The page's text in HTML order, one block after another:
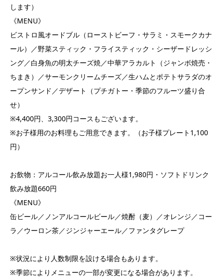
します）
《MENU》
ビストロ風オードブル（ローストビーフ・サラミ・スモークカナ
ール）／野菜スティック・フライスティック・シーザードレッシ
ング／白身魚の明太チーズ焼／中華アラカルト（ジャンボ焼売・
ちまき）／サーモンクリームチーズ／生ハムとポテトサラダのオ
ープンサンド／デザート（プチガトー・季節のフルーツ盛り合
せ）
※4,400円、3,300円コースもございます。
※お子様用のお料理もご用意できます。（お子様プレート1,100
円）
お飲物：アルコール飲み放題お一人様1,980円・ソフトドリンク
飲み放題660円
《MENU》
缶ビール／ノンアルコールビール／焼酎（麦）／オレンジ／コー
ラ／ウーロン茶／ジンジャーエール／ファンタグレープ
※状況により人数制限を設ける場合もあります。
※季節によりメニューの一部が変更になる場合があります。